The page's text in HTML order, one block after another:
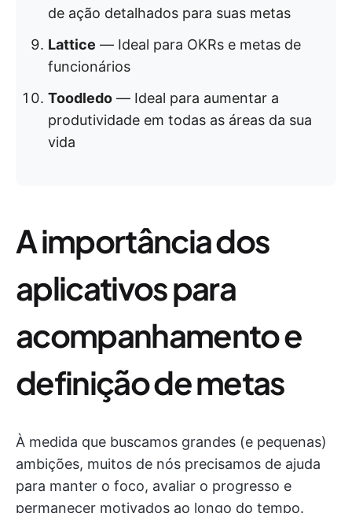
de ação detalhados para suas metas
Lattice — Ideal para OKRs e metas de
funcionários
Toodledo — Ideal para aumentar a
produtividade em todas as áreas da sua
vida
A importância dos
aplicativos para
acompanhamento e
definição de metas
À medida que buscamos grandes (e pequenas)
ambições, muitos de nós precisamos de ajuda
para manter o foco, avaliar o progresso e
permanecer motivados ao longo do tempo.